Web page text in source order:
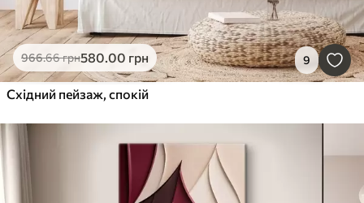
966.66грн580.00 грн 9
Східний пейзаж, спокій